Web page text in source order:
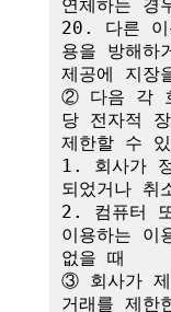
연체하는 경
20. 다른 이
용을 방해하
제공에 지장
② 다음 각
당 전자적
제한할 수
1. 회사가
되었거나 취
2. 컴퓨터
이용하는 이
없을 때
③ 회사가 제
거래를 제한